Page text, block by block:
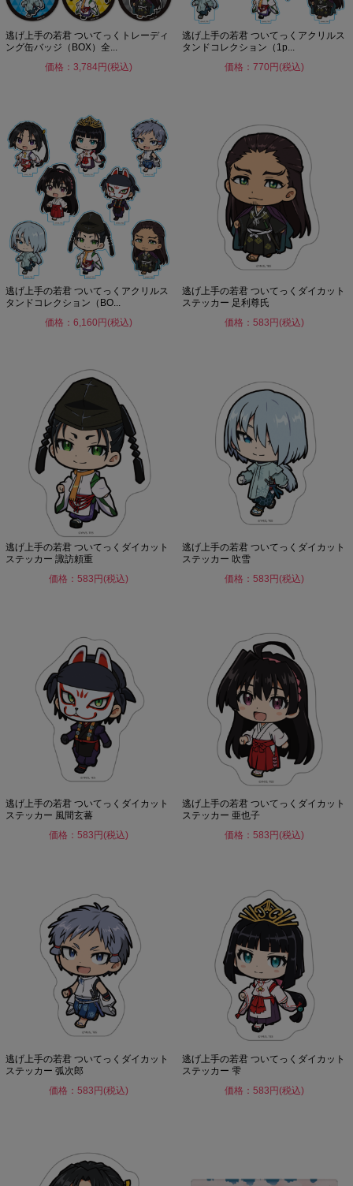
逃げ上手の若君 ついてっくトレーディ
ング缶バッジ（BOX）全...
価格：3,784円(税込)
逃げ上手の若君 ついてっくアクリルス
タンドコレクション（1p...
価格：770円(税込)
逃げ上手の若君 ついてっくアクリルス
タンドコレクション（BO...
価格：6,160円(税込)
逃げ上手の若君 ついてっくダイカット
ステッカー 足利尊氏
価格：583円(税込)
逃げ上手の若君 ついてっくダイカット
ステッカー 諏訪頼重
価格：583円(税込)
逃げ上手の若君 ついてっくダイカット
ステッカー 吹雪
価格：583円(税込)
逃げ上手の若君 ついてっくダイカット
ステッカー 風間玄蕃
価格：583円(税込)
逃げ上手の若君 ついてっくダイカット
ステッカー 亜也子
価格：583円(税込)
逃げ上手の若君 ついてっくダイカット
ステッカー 弧次郎
価格：583円(税込)
逃げ上手の若君 ついてっくダイカット
ステッカー 雫
価格：583円(税込)